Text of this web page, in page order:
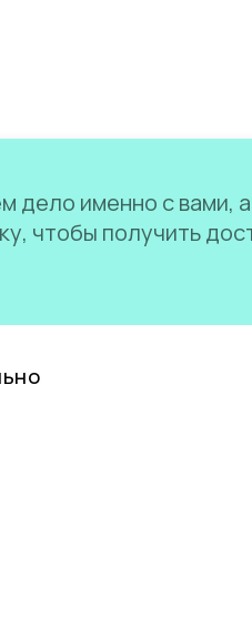
дело именно с вами,
чтобы получить